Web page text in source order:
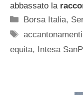
abbassato la
Categorie
Borsa Italia,
Tag
accantonamenti
equita, Intesa